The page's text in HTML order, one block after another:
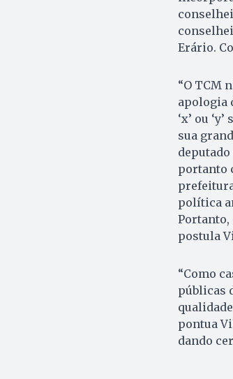
Erário.
“O TCM
apologia
‘x’ ou
sua
portanto
política
Portanto,
postula
“Como
públicas
pontua
dando